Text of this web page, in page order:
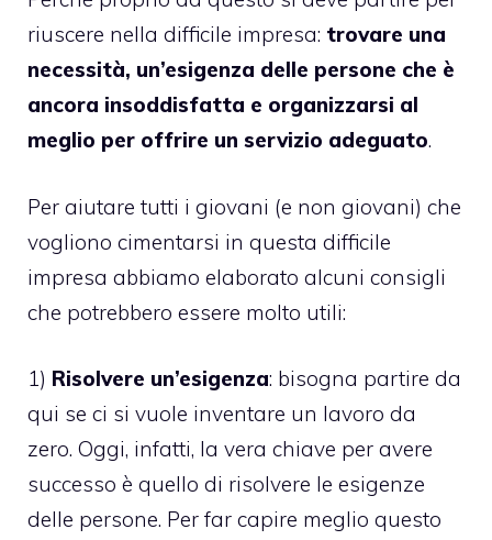
riuscere nella difficile impresa: trovare una
necessità, un’esigenza delle persone che è
ancora insoddisfatta e organizzarsi al
meglio per offrire un servizio adeguato.
Per aiutare tutti i giovani (e non giovani) che
vogliono cimentarsi in questa difficile
impresa abbiamo elaborato alcuni consigli
che potrebbero essere molto utili:
1) Risolvere un’esigenza: bisogna partire da
qui se ci si vuole inventare un lavoro da
zero. Oggi, infatti, la vera chiave per avere
successo è quello di risolvere le esigenze
delle persone. Per far capire meglio questo